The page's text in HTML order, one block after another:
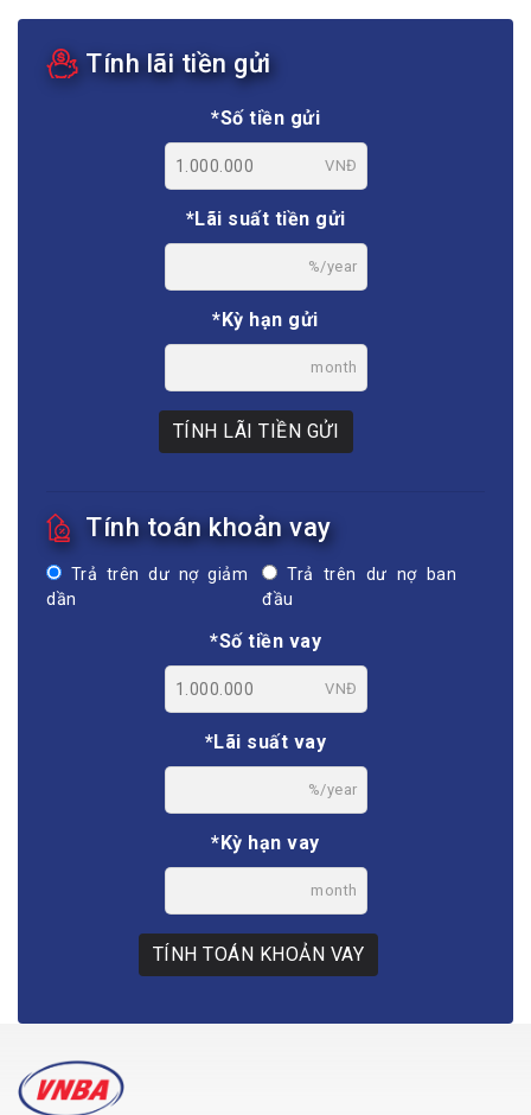
Tính lãi tiền gửi
*Số tiền gửi
VNĐ
*Lãi suất tiền gửi
%/year
*Kỳ hạn gửi
month
TÍNH LÃI TIỀN GỬI
Tính toán khoản vay
Trả trên dư nợ giảm
dần
Trả trên dư nợ ban
đầu
*Số tiền vay
VNĐ
*Lãi suất vay
%/year
*Kỳ hạn vay
month
TÍNH TOÁN KHOẢN VAY